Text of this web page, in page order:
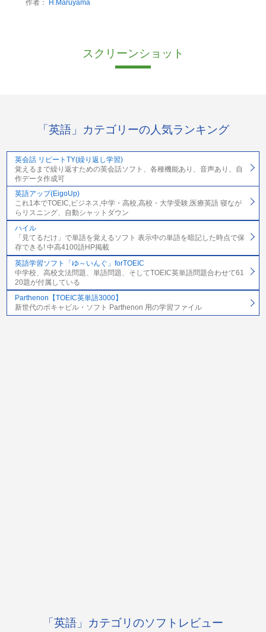
作者： H.Maruyama
スクリーンショット
「英語」カテゴリーの人気ランキング
英会話 リピートTY(繰り返し学習)
覚えるまで繰り返すための英会話ソフト、各種機能あり、音声あり、自
作データ作成可
英語アップ(EigoUp)
これ1本でTOEIC,ビジネス,中学・高校,高校・大学受験,医療英語 寝なが
らリスニング、自動シャットダウン
ハイル
「見てるだけ」で単語を覚えるソフト 表示中の単語を暗記した時点で保
存できる! 中高4100語HP掲載
英語学習ソフト「ゆ～いんぐ」forTOEIC
中学校、高校文法問題、単語問題、そしてTOEIC英単語問題合わせて61
20題が付属している
Parthenon【TOEIC英単語3000】
新世代のボキャビル・ソフト Parthenon 用の学習ファイル
「英語」カテゴリのソフトレビュー